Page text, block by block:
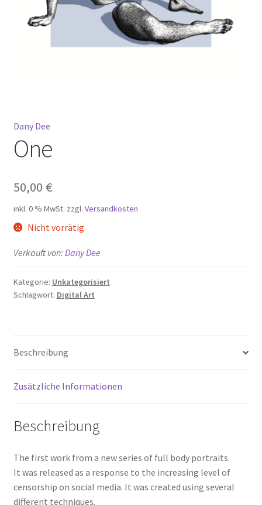
Mein Konto
Dany Dee
One
50,00 €
inkl. 0 % MwSt. zzgl. Versandkosten
Nicht vorrätig
Verkauft von: Dany Dee
Kategorie: Unkategorisiert
Schlagwort: Digital Art
Beschreibung
Zusätzliche Informationen
Beschreibung
The first work from a new series of full body portraits.
It was released as a response to the increasing level of
censorship on social media. It was created using several
different techniques.